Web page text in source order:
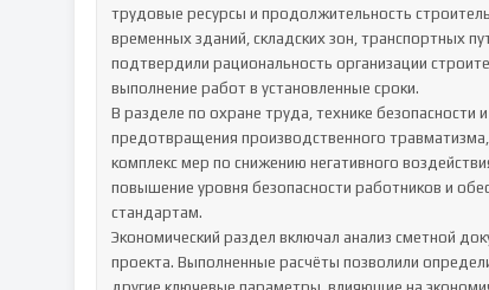
трудовые ресурсы и продолжительность
временных зданий, складских зон, транспортных
подтвердили рациональность организации
выполнение работ в установленные сроки.
В разделе по охране труда, технике
предотвращения производственного
комплекс мер по снижению негативного
повышение уровня безопасности работников и
стандартам.
Экономический раздел включал анализ сметной
проекта. Выполненные расчёты позволили